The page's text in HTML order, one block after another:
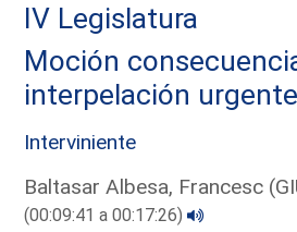
IV Legislatura
Moción
interpelación
Interviniente
Baltasar Albesa, Francesc
(00:09:41 a 00:17:26)